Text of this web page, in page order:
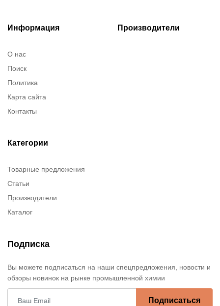
Информация
О нас
Поиск
Политика
Карта сайта
Контакты
Производители
Категории
Товарные предложения
Статьи
Производители
Каталог
Подписка
Вы можете подписаться на наши спецпредложения, новости и
обзоры новинок на рынке промышленной химии
Подписаться